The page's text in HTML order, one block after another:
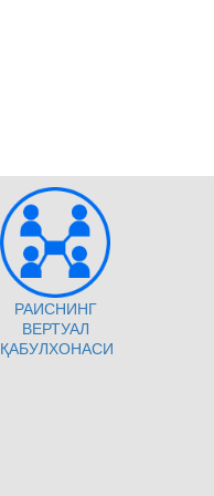
РАИСНИНГ
ВЕРТУАЛ
ҚАБУЛХОНАСИ